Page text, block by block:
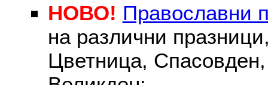
НОВО! Православни
на различни
Цветница, Спасовден,